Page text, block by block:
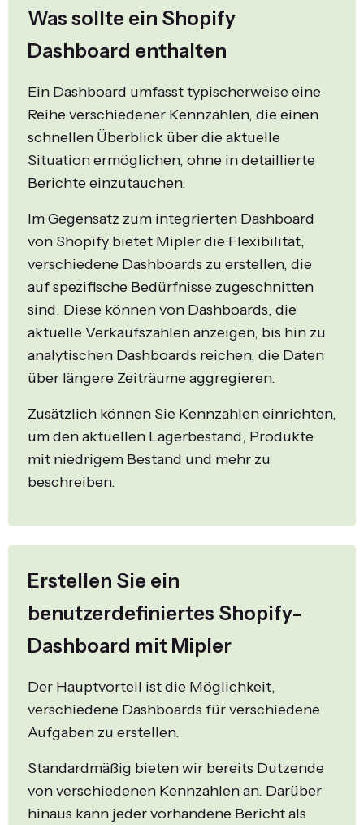
Was sollte ein Shopify
Dashboard enthalten
Ein Dashboard umfasst typischerweise eine
Reihe verschiedener Kennzahlen, die einen
schnellen Überblick über die aktuelle
Situation ermöglichen, ohne in detaillierte
Berichte einzutauchen.
Im Gegensatz zum integrierten Dashboard
von Shopify bietet Mipler die Flexibilität,
verschiedene Dashboards zu erstellen, die
auf spezifische Bedürfnisse zugeschnitten
sind. Diese können von Dashboards, die
aktuelle Verkaufszahlen anzeigen, bis hin zu
analytischen Dashboards reichen, die Daten
über längere Zeiträume aggregieren.
Zusätzlich können Sie Kennzahlen einrichten,
um den aktuellen Lagerbestand, Produkte
mit niedrigem Bestand und mehr zu
beschreiben.
Erstellen Sie ein
benutzerdefiniertes Shopify-
Dashboard mit Mipler
Der Hauptvorteil ist die Möglichkeit,
verschiedene Dashboards für verschiedene
Aufgaben zu erstellen.
Standardmäßig bieten wir bereits Dutzende
von verschiedenen Kennzahlen an. Darüber
hinaus kann jeder vorhandene Bericht als